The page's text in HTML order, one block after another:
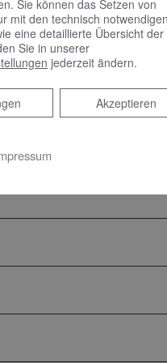
oder einem Dritten
Sie können das Setzen von
mit den technisch notwendigen
eine detaillierte Übersicht der
Sie in unserer
jederzeit ändern.
Akzeptieren